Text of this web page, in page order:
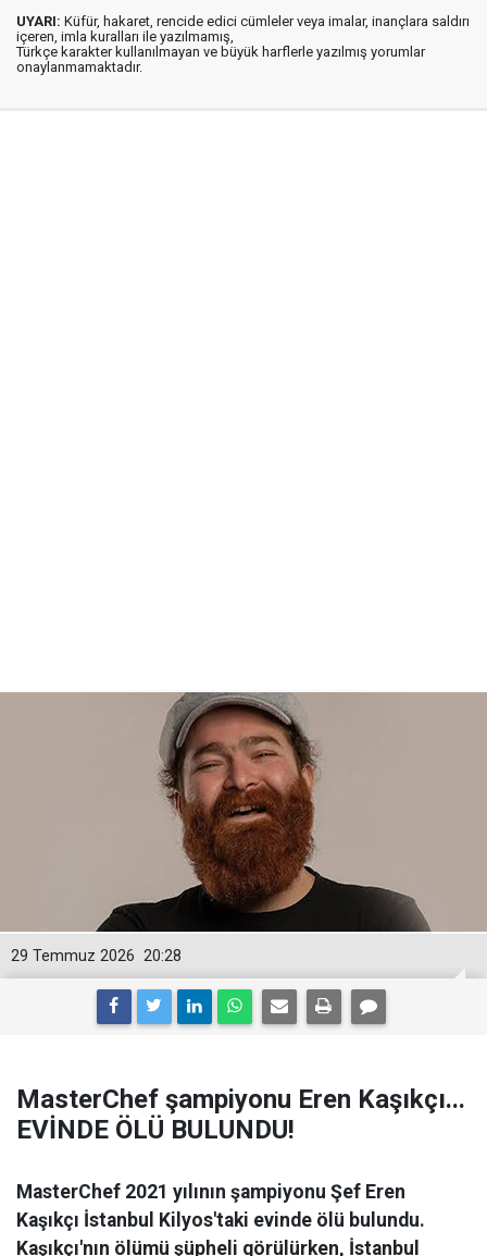
UYARI: Küfür, hakaret, rencide edici cümleler veya imalar, inançlara saldırı
içeren, imla kuralları ile yazılmamış,
Türkçe karakter kullanılmayan ve büyük harflerle yazılmış yorumlar
onaylanmamaktadır.
20:28
29 Temmuz 2026
MasterChef şampiyonu Eren Kaşıkçı...
EVİNDE ÖLÜ BULUNDU!
MasterChef 2021 yılının şampiyonu Şef Eren
Kaşıkçı İstanbul Kilyos'taki evinde ölü bulundu.
Kaşıkçı'nın ölümü şüpheli görülürken, İstanbul